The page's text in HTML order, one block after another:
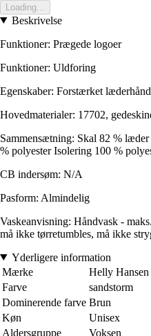
Loading...
Beskrivelse
Funktioner: Prægede logoer
Funktioner: Uldforing
Egenskaber: Forstærket
Hovedmaterialer: 17702,
Sammensætning: Skal 82 %
% polyester Isolering 100 %
CB indersøm: N/A
Pasform: Almindelig
Vaskeanvisning: Håndvask -
må ikke tørretumbles, må ikke
Yderligere information
Mærke
Helly Hansen
Farve
sandstorm
Dominerende farve Brun
Køn
Unisex
Aldersgruppe
Voksen